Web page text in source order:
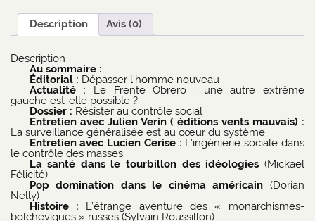
Description Avis (0)
Description
Au sommaire :
Éditorial : Dépasser l’homme nouveau
Actualité : Le Frente Obrero : une autre extrême
gauche est-elle possible ?
Dossier : Résister au contrôle social
Entretien avec Julien Verin ( éditions vents mauvais) :
La surveillance généralisée est au cœur du système
Entretien avec Lucien Cerise : L’ingénierie sociale dans
le contrôle des masses
La santé dans le tourbillon des idéologies (Mickaël
Félicité)
Pop domination dans le cinéma américain (Dorian
Nelly)
Histoire : L’étrange aventure des « monarchismes-
bolcheviques » russes (Sylvain Roussillon)